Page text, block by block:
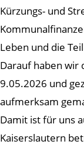
Kürzungs- und
Leben und die
Darauf haben wir
9.05.2026 und
aufmerksam
Damit ist für uns
Kaiserslautern